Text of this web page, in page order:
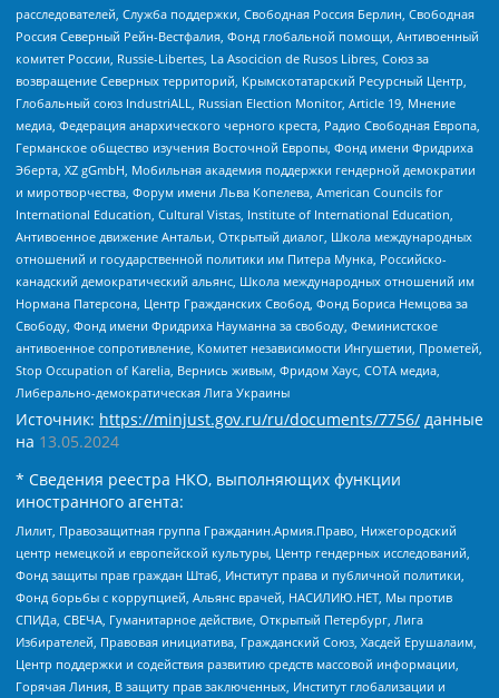
расследователей, Служба поддержки, Свободная Россия Берлин, Свободная
Россия Северный Рейн-Вестфалия, Фонд глобальной помощи, Антивоенный
комитет России, Russie-Libertes, La Asocicion de Rusos Libres, Союз за
возвращение Северных территорий, Крымскотатарский Ресурсный Центр,
Глобальный союз IndustriALL, Russian Election Monitor, Article 19, Мнение
медиа, Федерация анархического черного креста, Радио Свободная Европа,
Германское общество изучения Восточной Европы, Фонд имени Фридриха
Эберта, XZ gGmbH, Мобильная академия поддержки гендерной демократии
и миротворчества, Форум имени Льва Копелева, American Councils for
International Education, Cultural Vistas, Institute of International Education,
Антивоенное движение Антальи, Открытый диалог, Школа международных
отношений и государственной политики им Питера Мунка, Российско-
канадский демократический альянс, Школа международных отношений им
Нормана Патерсона, Центр Гражданских Свобод, Фонд Бориса Немцова за
Свободу, Фонд имени Фридриха Науманна за свободу, Феминистское
антивоенное сопротивление, Комитет независимости Ингушетии, Прометей,
Stop Occupation of Karelia, Вернись живым, Фридом Хаус, СОТА медиа,
Либерально-демократическая Лига Украины
Источник: https://minjust.gov.ru/ru/documents/7756/ данные
на 13.05.2024
* Сведения реестра НКО, выполняющих функции
иностранного агента:
Лилит, Правозащитная группа Гражданин.Армия.Право, Нижегородский
центр немецкой и европейской культуры, Центр гендерных исследований,
Фонд защиты прав граждан Штаб, Институт права и публичной политики,
Фонд борьбы с коррупцией, Альянс врачей, НАСИЛИЮ.НЕТ, Мы против
СПИДа, СВЕЧА, Гуманитарное действие, Открытый Петербург, Лига
Избирателей, Правовая инициатива, Гражданский Союз, Хасдей Ерушалаим,
Центр поддержки и содействия развитию средств массовой информации,
Горячая Линия, В защиту прав заключенных, Институт глобализации и